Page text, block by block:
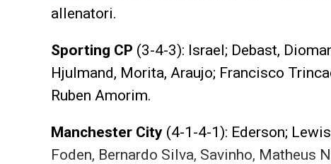
allenatori.
Sporting CP (3-4-3): Israel; Debast,
Hjulmand, Morita, Araujo; Francisco
Ruben Amorim.
Manchester City (4-1-4-1): Ederson;
Foden, Bernardo Silva, Savinho, Matheus